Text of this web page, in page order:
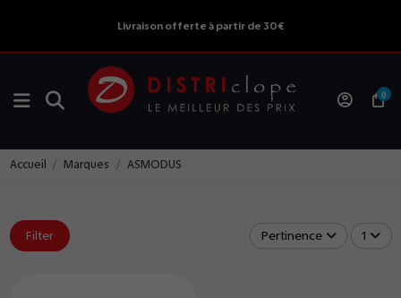
Livraison offerte à partir de 30€
0
Accueil Marques ASMODUS
Filter Pertinence 1